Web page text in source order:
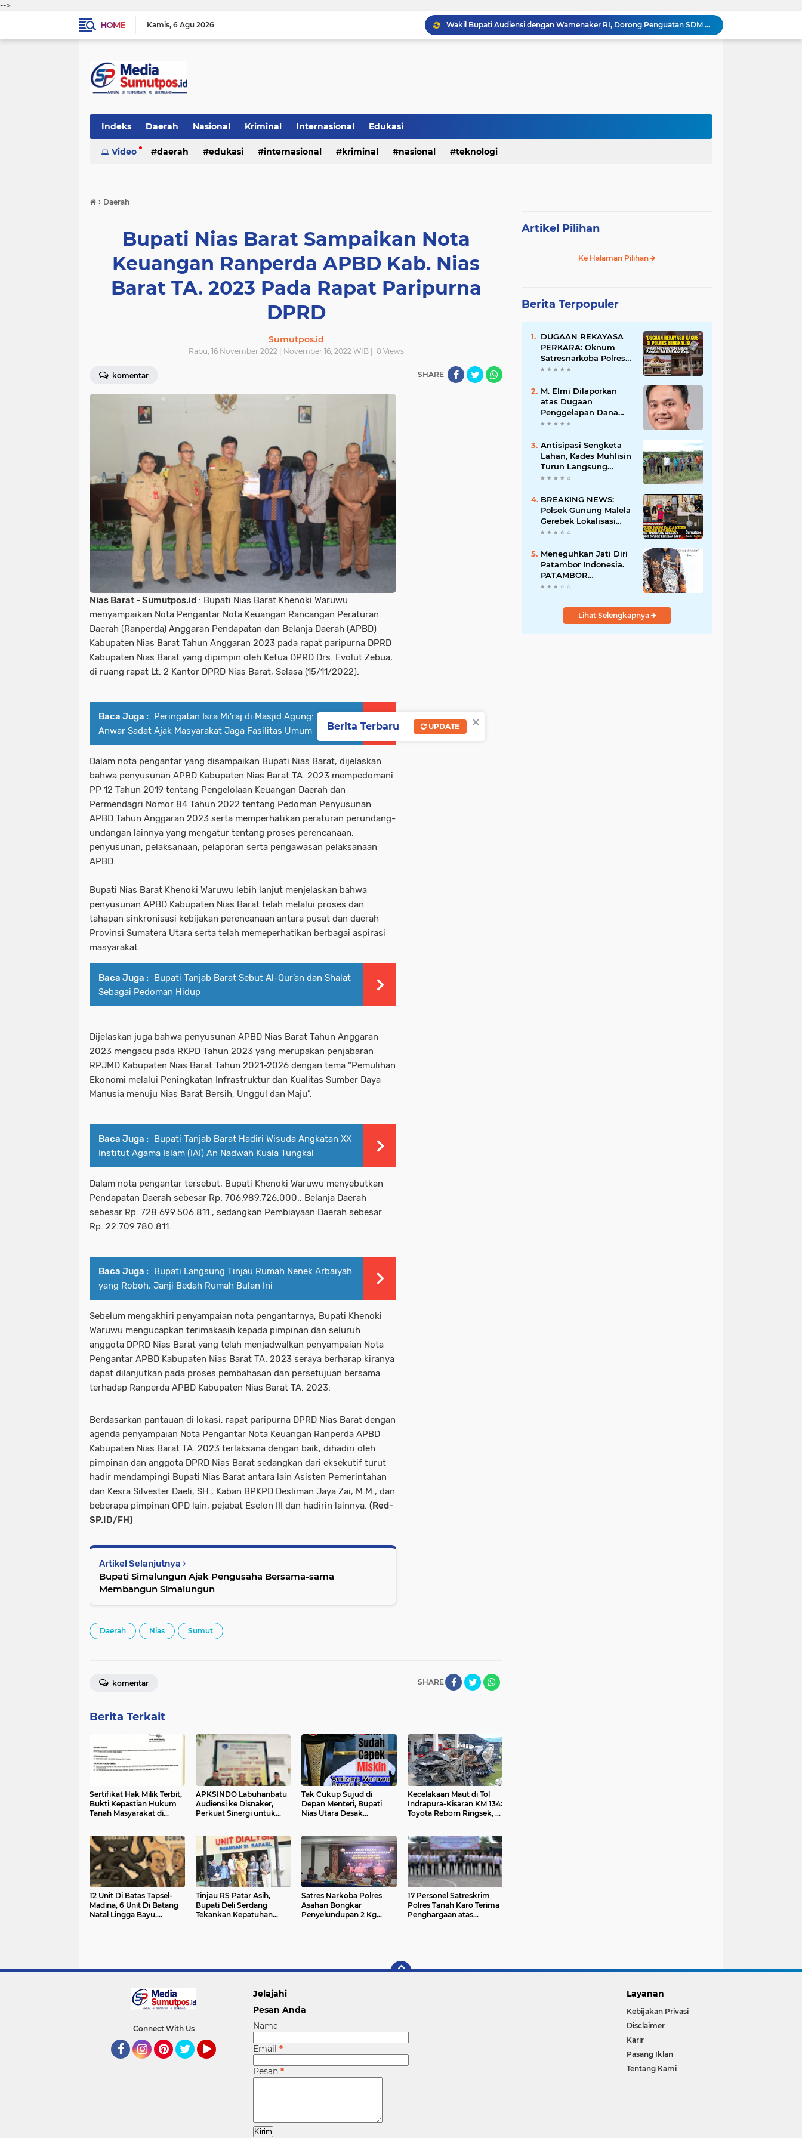
-->
HOME
Kamis 6 Agu 2026
‎Wakil Bupati Audiensi dengan Wamenaker RI, Dorong Penguatan SDM dan Perlindungan Pekerja di Tanjung Jabung Barat ‎ ‎
HUT RI ke 81 dan Hari Jadi Kab, Tanjung Jabung Barat ke-62 Bupati Anwar Sadat Resmi Buka Lomba Mancing.
Indeks Daerah Nasional Kriminal Internasional Edukasi
Video daerah edukasi internasional kriminal nasional teknologi
› Daerah
Bupati Nias Barat Sampaikan Nota
Keuangan Ranperda APBD Kab. Nias
Barat TA. 2023 Pada Rapat Paripurna
DPRD
Sumutpos.id
Rabu, 16 November 2022 | November 16, 2022 WIB | 0Views
komentar SHARE
Nias Barat - Sumutpos.id : Bupati Nias Barat Khenoki Waruwu
menyampaikan Nota Pengantar Nota Keuangan Rancangan Peraturan
Daerah (Ranperda) Anggaran Pendapatan dan Belanja Daerah (APBD)
Kabupaten Nias Barat Tahun Anggaran 2023 pada rapat paripurna DPRD
Kabupaten Nias Barat yang dipimpin oleh Ketua DPRD Drs. Evolut Zebua,
di ruang rapat Lt. 2 Kantor DPRD Nias Barat, Selasa (15/11/2022).
Baca Juga : Peringatan Isra Mi'raj di Masjid Agung: Bupati
Anwar Sadat Ajak Masyarakat Jaga Fasilitas Umum
Dalam nota pengantar yang disampaikan Bupati Nias Barat, dijelaskan
bahwa penyusunan APBD Kabupaten Nias Barat TA. 2023 mempedomani
PP 12 Tahun 2019 tentang Pengelolaan Keuangan Daerah dan
Permendagri Nomor 84 Tahun 2022 tentang Pedoman Penyusunan
APBD Tahun Anggaran 2023 serta memperhatikan peraturan perundang-
undangan lainnya yang mengatur tentang proses perencanaan,
penyusunan, pelaksanaan, pelaporan serta pengawasan pelaksanaan
APBD.
Bupati Nias Barat Khenoki Waruwu lebih lanjut menjelaskan bahwa
penyusunan APBD Kabupaten Nias Barat telah melalui proses dan
tahapan sinkronisasi kebijakan perencanaan antara pusat dan daerah
Provinsi Sumatera Utara serta telah memeperhatikan berbagai aspirasi
masyarakat.
Baca Juga : Bupati Tanjab Barat Sebut Al-Qur’an dan Shalat
Sebagai Pedoman Hidup
Dijelaskan juga bahwa penyusunan APBD Nias Barat Tahun Anggaran
2023 mengacu pada RKPD Tahun 2023 yang merupakan penjabaran
RPJMD Kabupaten Nias Barat Tahun 2021-2026 dengan tema “Pemulihan
Ekonomi melalui Peningkatan Infrastruktur dan Kualitas Sumber Daya
Manusia menuju Nias Barat Bersih, Unggul dan Maju”.
Baca Juga : Bupati Tanjab Barat Hadiri Wisuda Angkatan XX
Institut Agama Islam (IAI) An Nadwah Kuala Tungkal
Dalam nota pengantar tersebut, Bupati Khenoki Waruwu menyebutkan
Pendapatan Daerah sebesar Rp. 706.989.726.000., Belanja Daerah
sebesar Rp. 728.699.506.811., sedangkan Pembiayaan Daerah sebesar
Rp. 22.709.780.811.
Baca Juga : Bupati Langsung Tinjau Rumah Nenek Arbaiyah
yang Roboh, Janji Bedah Rumah Bulan Ini
Sebelum mengakhiri penyampaian nota pengantarnya, Bupati Khenoki
Waruwu mengucapkan terimakasih kepada pimpinan dan seluruh
anggota DPRD Nias Barat yang telah menjadwalkan penyampaian Nota
Pengantar APBD Kabupaten Nias Barat TA. 2023 seraya berharap kiranya
dapat dilanjutkan pada proses pembahasan dan persetujuan bersama
terhadap Ranperda APBD Kabupaten Nias Barat TA. 2023.
Berdasarkan pantauan di lokasi, rapat paripurna DPRD Nias Barat dengan
agenda penyampaian Nota Pengantar Nota Keuangan Ranperda APBD
Kabupaten Nias Barat TA. 2023 terlaksana dengan baik, dihadiri oleh
pimpinan dan anggota DPRD Nias Barat sedangkan dari eksekutif turut
hadir mendampingi Bupati Nias Barat antara lain Asisten Pemerintahan
dan Kesra Silvester Daeli, SH., Kaban BPKPD Desliman Jaya Zai, M.M., dan
beberapa pimpinan OPD lain, pejabat Eselon III dan hadirin lainnya. (Red-
SP.ID/FH)
Artikel Selanjutnya
Bupati Simalungun Ajak Pengusaha Bersama-sama
Membangun Simalungun
Daerah Nias Sumut
SHARE
komentar
Berita Terkait
Sertifikat Hak Milik Terbit,
Bukti Kepastian Hukum
Tanah Masyarakat di
APKSINDO Labuhanbatu
Audiensi ke Disnaker,
Perkuat Sinergi untuk
Tak Cukup Sujud di
Depan Menteri, Bupati
Nias Utara Desak
Prabowo!"
Kecelakaan Maut di Tol
Indrapura-Kisaran KM 134:
Toyota Reborn Ringsek, 4
‎12 Unit Di Batas Tapsel-
Madina, 6 Unit Di Batang
Natal Lingga Bayu,
Tinjau RS Patar Asih,
Bupati Deli Serdang
Tekankan Kepatuhan
Satres Narkoba Polres
Asahan Bongkar
Penyelundupan 2 Kg
17 Personel Satreskrim
Polres Tanah Karo Terima
Penghargaan atas
Artikel Pilihan
Ke Halaman Pilihan
Berita Terpopuler
DUGAAN REKAYASA
PERKARA: Oknum
Satresnarkoba Polres
Bengkalis Diduga
Hingga Paksa Warga
Hadir di TKP
M. Elmi Dilaporkan
atas Dugaan
Penggelapan Dana
Pensiunan Guru dan
Pastikan Proses
Hukum Berjalan
Antisipasi Sengketa
Lahan, Kades Muhlisin
Turun Langsung
Tinjau Batas Wilayah
Diserobot PT Jatim
Jaya Perkasa
BREAKING NEWS:
Polsek Gunung Malela
Gerebek Lokalisasi
Bukit Maraja, Dua
Saat Diciduk Bersama
Sabu
Meneguhkan Jati Diri
Patambor Indonesia.
PATAMBOR
INDONESIA Akan
Jakarta.
Lihat Selengkapnya
Connect With Us
Jelajahi
Pesan Anda
Nama
Email *
Pesan *
Layanan
Kebijakan Privasi
Disclaimer
Karir
Pasang Iklan
Tentang Kami
×
Berita Terbaru UPDATE